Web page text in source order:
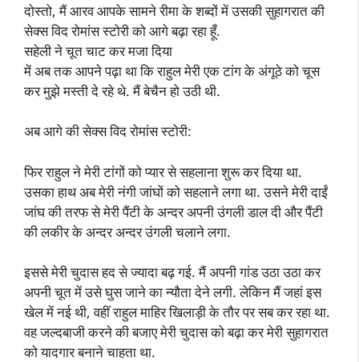
दोस्तो, मैं आरव आपके सामने रीमा के शब्दों में उसकी सुहागरात की
सेक्स विद रोमांस स्टोरी को आगे बढ़ा रहा हूँ.
सहेली ने चूत चाट कर मजा दिया
में अब तक आपने पढ़ा था कि राहुल मेरी एक टांग के अंगूठे को चूस
कर मुझे मस्ती दे रहे थे. मैं बेचैन हो उठी थी.
अब आगे की सेक्स विद रोमांस स्टोरी:
फिर राहुल ने मेरी टांगों को प्यार से सहलाना शुरू कर दिया था.
उसका हाथ अब मेरी नंगी जांघों को सहलाने लगा था. उसने मेरी दाईं
जांघ की तरफ से मेरी पैंटी के अन्दर अपनी उंगली डाल दी और पैंटी
की लकीर के अन्दर अन्दर उंगली चलाने लगा.
इससे मेरी चुदास हद से ज्यादा बढ़ गई. मैं अपनी गांड उठा उठा कर
अपनी चूत में उसे घुस जाने का न्यौता देने लगी. लेकिन मैं जहां इस
खेल में नई थी, वहीं राहुल माहिर खिलाड़ी के तौर पर सब कर रहा था.
वह जल्दबाजी करने की बजाए मेरी चुदास को बढ़ा कर मेरी सुहागरात
को यादगार बनाने चाहता था.